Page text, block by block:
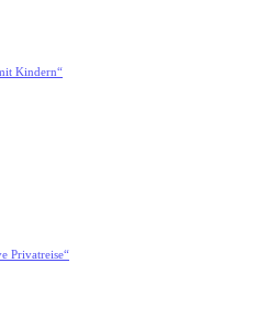
Kindern“
Privatreise“